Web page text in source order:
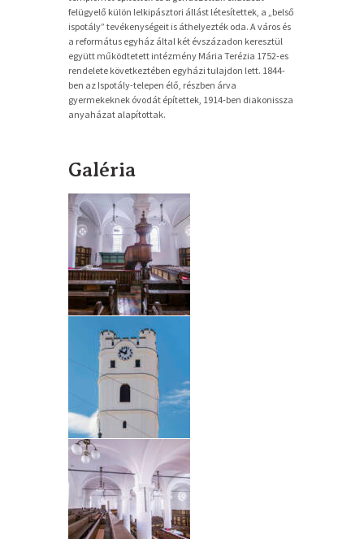
felügyelő külön lelkipásztori állást létesítettek, a „belső
ispotály” tevékenységeit is áthelyezték oda. A város és
a református egyház által két évszázadon keresztül
együtt működtetett intézmény Mária Terézia 1752-es
rendelete következtében egyházi tulajdon lett. 1844-
ben az Ispotály-telepen élő, részben árva
gyermekeknek óvodát építettek, 1914-ben diakonissza
anyaházat alapítottak.
Galéria